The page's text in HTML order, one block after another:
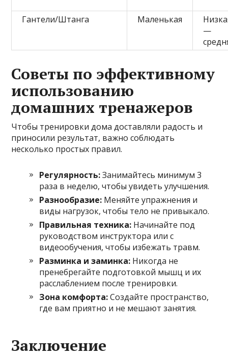
Гантели/Штанга Маленькая
—
Советы по эффективному
использованию
домашних тренажеров
Чтобы тренировки дома доставляли радость и
приносили результат, важно соблюдать
несколько простых правил.
Регулярность:Занимайтесь минимум 3
раза в неделю, чтобы увидеть улучшения.
Разнообразие: Меняйте упражнения и
виды нагрузок, чтобы тело не привыкало.
Правильная техника: Начинайте под
руководством инструктора или с
видеообучения, чтобы избежать травм.
Разминка и заминка: Никогда не
пренебрегайте подготовкой мышц и их
расслаблением после тренировки.
Зона комфорта:Создайте пространство,
где вам приятно и не мешают занятия.
Заключение